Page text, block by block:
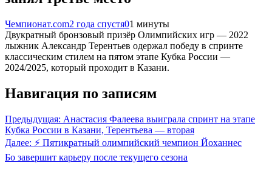
Чемпионат.com2 года спустя01 минуты
Двукратный бронзовый призёр Олимпийских игр — 2022
лыжник Александр Терентьев одержал победу в спринте
классическим стилем на пятом этапе Кубка России —
2024/2025, который проходит в Казани.
Навигация по записям
Предыдущая: Анастасия Фалеева выиграла спринт на этапе
Кубка России в Казани, Терентьева — вторая
Далее: ⚡️ Пятикратный олимпийский чемпион Йоханнес
Бо завершит карьеру после текущего сезона